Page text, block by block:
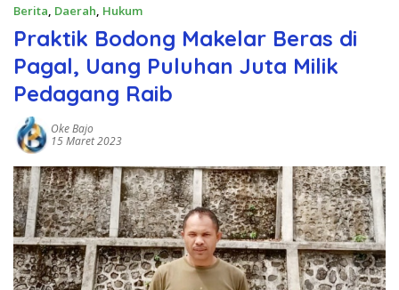
Berita, Daerah, Hukum
Praktik Bodong Makelar Beras di
Pagal, Uang Puluhan Juta Milik
Pedagang Raib
Oke Bajo
15 Maret 2023